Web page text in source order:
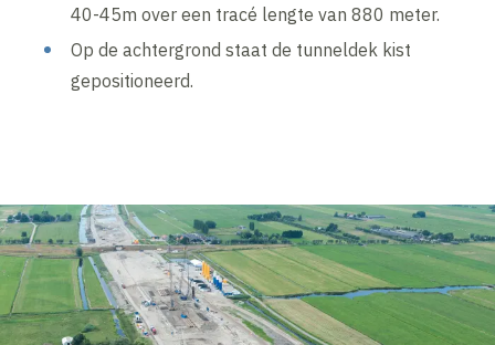
40-45m over een tracé lengte van 880 meter.
Op de achtergrond staat de tunneldek kist
gepositioneerd.